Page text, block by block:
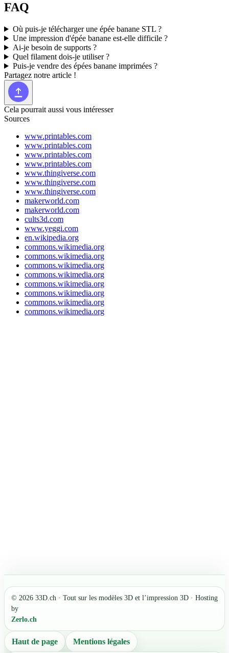
FAQ
Où puis-je télécharger une épée banane STL ?
Une impression d'épée banane est-elle difficile ?
Ai-je besoin de supports ?
Quel filament dois-je utiliser ?
Puis-je vendre des épées banane imprimées ?
Partagez notre article !
Cela pourrait aussi vous intéresser
Sources
www.printables.com
www.printables.com
www.printables.com
www.printables.com
www.thingiverse.com
www.thingiverse.com
www.thingiverse.com
makerworld.com
makerworld.com
cults3d.com
www.yeggi.com
en.wikipedia.org
commons.wikimedia.org
commons.wikimedia.org
commons.wikimedia.org
commons.wikimedia.org
commons.wikimedia.org
commons.wikimedia.org
commons.wikimedia.org
commons.wikimedia.org
© 2026 33D.ch · Tout sur les modèles 3D et l’impression 3D · Hosting
by
Zerlo.ch
Haut de page Mentions légales